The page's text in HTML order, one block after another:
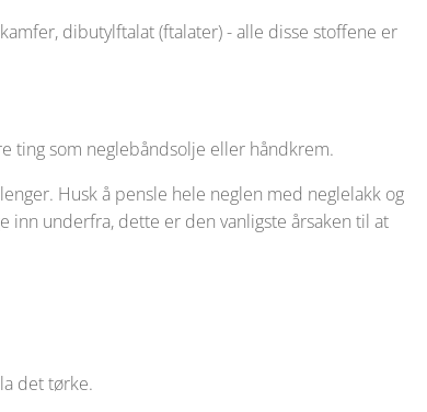
dibutylftalat (ftalater) - alle disse stoffene er
ting som neglebåndsolje eller håndkrem.
Husk å pensle hele neglen med neglelakk og
inn underfra, dette er den vanligste årsaken til at
det tørke.